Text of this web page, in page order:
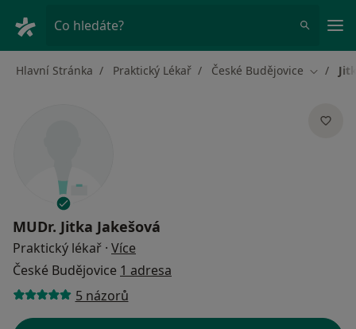
Co hledáte?
Hlavní Stránka Praktický Lékař České Budějovice Změna
MUDr. Jitka Jakešová
Praktický lékař · Více
České Budějovice 1 adresa
5 názorů